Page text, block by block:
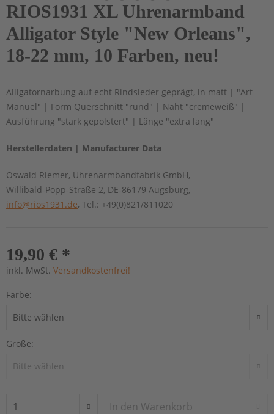
RIOS1931 XL Uhrenarmband
Alligator Style "New Orleans",
18-22 mm, 10 Farben, neu!
Alligatornarbung auf echt Rindsleder geprägt, in matt | "Art
Manuel" | Form Querschnitt "rund" | Naht "cremeweiß" |
Ausführung "stark gepolstert" | Länge "extra lang"
Herstellerdaten | Manufacturer Data
Oswald Riemer, Uhrenarmbandfabrik GmbH,
Willibald-Popp-Straße 2, DE-86179 Augsburg,
info@rios1931.de, Tel.: +49(0)821/811020
19,90 € *
inkl. MwSt. Versandkostenfrei!
Farbe:
Größe:
In den Warenkorb